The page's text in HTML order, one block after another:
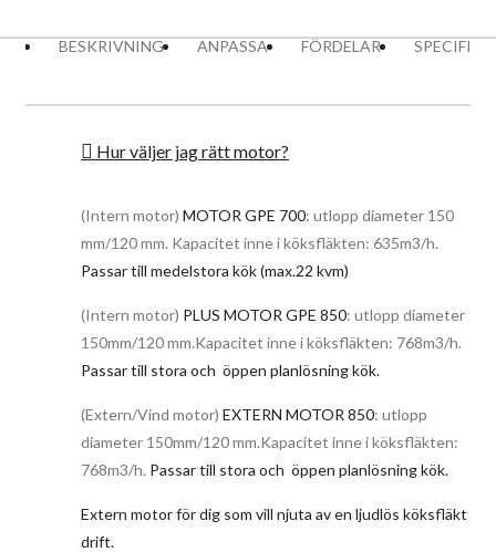
skikts aluminiumfilter som fångar upp all matfett,
Topp Egenskaper:
Med en kapacitet upp till 768 m3/h renas luften i köket
snabbt
Timer – ställ in eftergång läge upp till 8 min
Diskret och stilren design
Energisparsam LED belysning 2 x 2W (4000K)
Tillgänglig i bredd 60 cm och 90 cm
Effektiv os uppsugning
Köksfläktens levereras med en hög effektiv italiensk intern
motor med låg ljudnivå. Önskar man en ljudlös drift
förmåga oavsett motor val gör denna köksfläkt till en mycket
BESKRIVNING ANPASSA FÖRDELAR
Hur väljer jag rätt motor?
(Intern motor) MOTOR GPE 700: utlopp diameter 150
mm/120 mm. Kapacitet inne i köksfläkten: 635m3/h.
Passar till medelstora kök (max.22 kvm)
(Intern motor) PLUS MOTOR GPE 850: utlopp diameter
150mm/120 mm.Kapacitet inne i köksfläkten: 768m3/h.
Passar till stora och öppen planlösning kök.
(Extern/Vind motor) EXTERN MOTOR 850: utlopp
diameter 150mm/120 mm.Kapacitet inne i köksfläkten:
768m3/h. Passar till stora och öppen planlösning kök.
Extern motor för dig som vill njuta av en ljudlös köksfläkt
drift.